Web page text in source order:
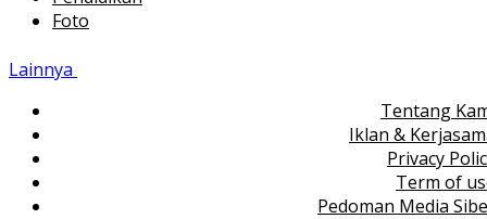
Foto
Lainnya
Tentang
Iklan &
Privacy
Term of
Pedoman Media